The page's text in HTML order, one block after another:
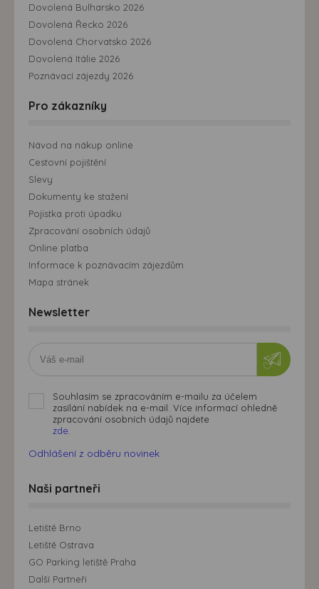
Dovolená Bulharsko 2026
Dovolená Řecko 2026
Dovolená Chorvatsko 2026
Dovolená Itálie 2026
Poznávací zájezdy 2026
Pro zákazníky
Návod na nákup online
Cestovní pojištění
Slevy
Dokumenty ke stažení
Pojistka proti úpadku
Zpracování osobních údajů
Online platba
Informace k poznávacím zájezdům
Mapa stránek
Newsletter
Souhlasím se zpracováním e-mailu za účelem
zasílání nabídek na e-mail. Více informací ohledně
zpracování osobních údajů najdete
zde.
Odhlášení z odběru novinek
Naši partneři
Letiště Brno
Letiště Ostrava
GO Parking letiště Praha
Další Partneři